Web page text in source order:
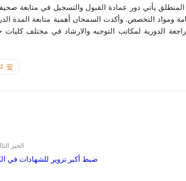
يأتي دور عمادة القبول والتسجيل في متابعة
ومواد التخصص. وأكدت السمحان أهمية متابعة المدة
الدورية لمكاتب التوجيه والارشاد في مختلف كليات
الخبر
ضبط أكبر تزوير للشهادات في